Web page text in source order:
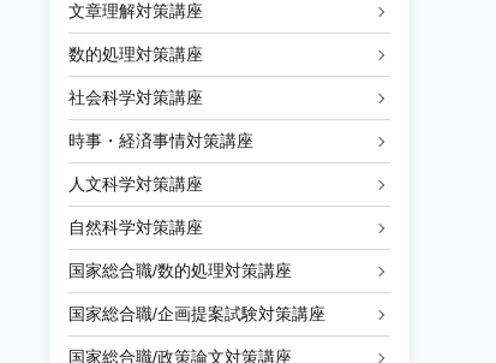
文章理解対策講座
数的処理対策講座
社会科学対策講座
時事・経済事情対策講座
人文科学対策講座
自然科学対策講座
国家総合職/数的処理対策講座
国家総合職/企画提案試験対策講座
国家総合職/政策論文対策講座